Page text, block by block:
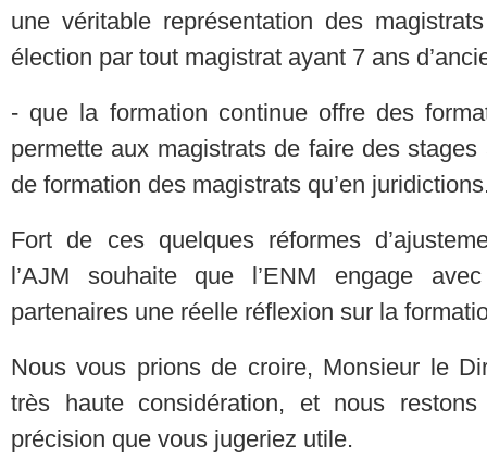
une véritable représentation des
élection par tout magistrat ayant 7 ans
- que la formation continue offre des
permette aux magistrats de faire des
de formation des magistrats qu’en
Fort de ces quelques réformes
l’AJM souhaite que l’ENM engage
partenaires une réelle réflexion sur la
Nous vous prions de croire, Monsieur le
très haute considération, et nous
précision que vous jugeriez utile.